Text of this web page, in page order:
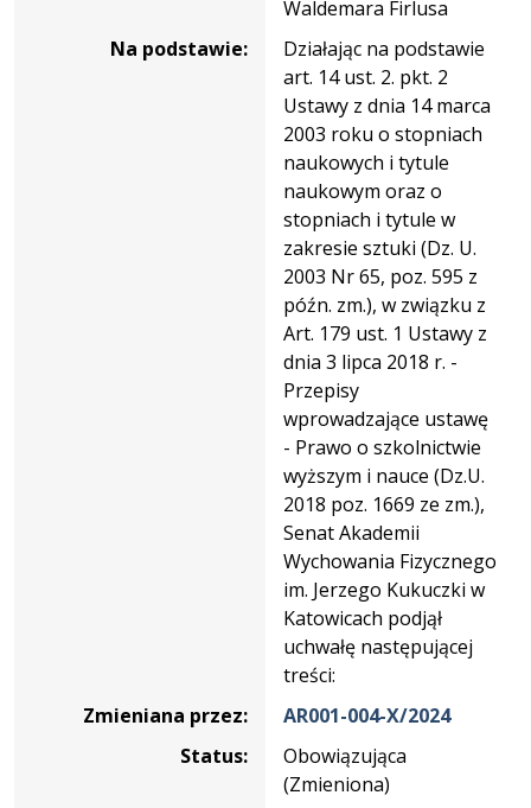
Waldemara Firlusa
Na podstawie:
Działając na podstawie
art. 14 ust. 2. pkt. 2
Ustawy z dnia 14 marca
2003 roku o stopniach
naukowych i tytule
naukowym oraz o
stopniach i tytule w
zakresie sztuki (Dz. U.
2003 Nr 65, poz. 595 z
późn. zm.), w związku z
Art. 179 ust. 1 Ustawy z
dnia 3 lipca 2018 r. -
Przepisy
wprowadzające ustawę
- Prawo o szkolnictwie
wyższym i nauce (Dz.U.
2018 poz. 1669 ze zm.),
Senat Akademii
Wychowania Fizycznego
im. Jerzego Kukuczki w
Katowicach podjął
uchwałę następującej
treści:
Zmieniana przez:
AR001-004-X/2024
Status:
Obowiązująca
(Zmieniona)